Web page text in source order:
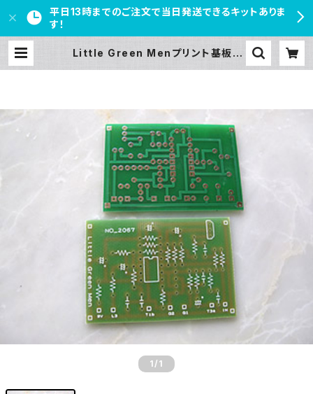
平日13時までのご注文で当日発送できるキットありま
す！
Little Green Menプリント基板 |
1 /1